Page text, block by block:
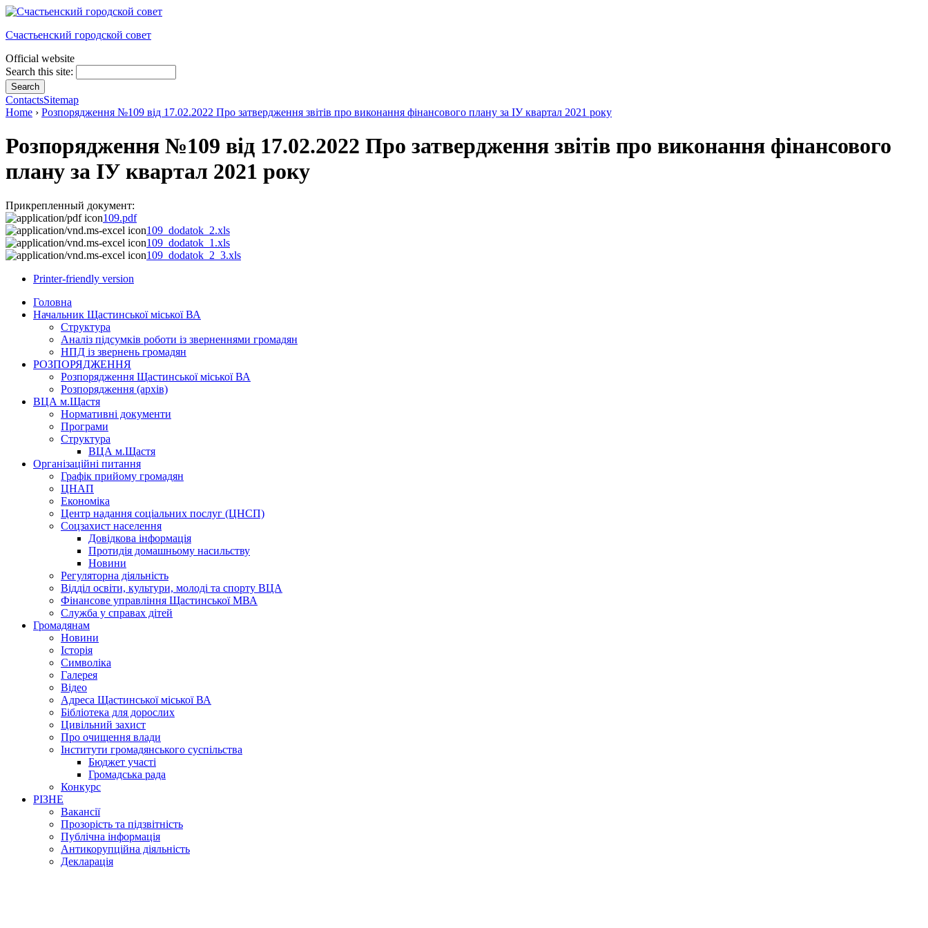
Счастьенский городской совет
Official website
Search this site:
ContactsSitemap
Home › Розпорядження №109 від 17.02.2022 Про затвердження звітів про виконання фінансового плану за ІУ квартал 2021 року
Розпорядження №109 від 17.02.2022 Про затвердження звітів про виконання фінансового
плану за ІУ квартал 2021 року
Прикрепленный документ:
109.pdf
109_dodatok_2.xls
109_dodatok_1.xls
109_dodatok_2_3.xls
Printer-friendly version
Головна
Начальник Щастинської міської ВА
Структура
Аналіз підсумків роботи із зверненнями громадян
НПД із звернень громадян
РОЗПОРЯДЖЕННЯ
Розпорядження Щастинської міської ВА
Розпорядження (архів)
ВЦА м.Щастя
Нормативні документи
Програми
Структура
ВЦА м.Щастя
Організаційні питання
Графік прийому громадян
ЦНАП
Економіка
Центр надання соціальних послуг (ЦНСП)
Соцзахист населення
Довідкова інформація
Протидія домашньому насильству
Новини
Регуляторна діяльність
Відділ освіти, культури, молоді та спорту ВЦА
Фінансове управління Щастинської МВА
Служба у справах дітей
Громадянам
Новини
Історія
Символіка
Галерея
Відео
Адреса Щастинської міської ВА
Бібліотека для дорослих
Цивільний захист
Про очищення влади
Інститути громадянського суспільства
Бюджет участі
Громадська рада
Конкурс
РІЗНЕ
Вакансії
Прозорість та підзвітність
Публічна інформація
Антикорупційна діяльність
Декларація